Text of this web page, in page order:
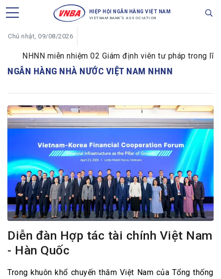
HIỆP HỘI NGÂN HÀNG VIỆT NAM
VIETNAM BANK'S ASSOCIATION
Chủ nhật, 09/08/2026
NHNN miễn nhiệm 02 Giám định viên tư pháp trong lĩnh
NGÂN HÀNG NHÀ NƯỚC VIỆT NAM NHNN
Diễn đàn Hợp tác tài chính Việt Nam
- Hàn Quốc
Trong khuôn khổ chuyến thăm Việt Nam của Tổng thống